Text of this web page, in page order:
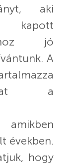
aki
kapott
jó
A
a
években.
hogy